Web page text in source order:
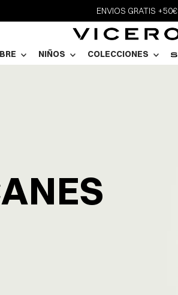
ENVIOS GRATIS +50€
NIÑOS COLECCIONES